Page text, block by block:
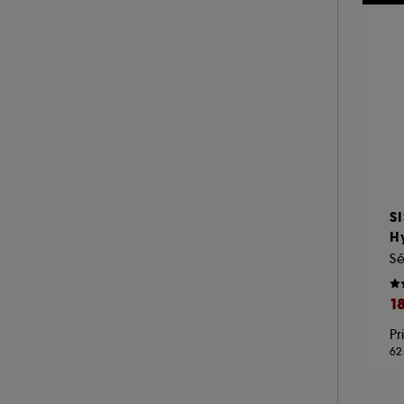
A l'exception des cookies techniques, le
le dépôt de ces cookies grâce au bouton
informations de navigation collectées par
de votre activité en ligne ou en magasin.
de retirer votrte consentement. Si vous